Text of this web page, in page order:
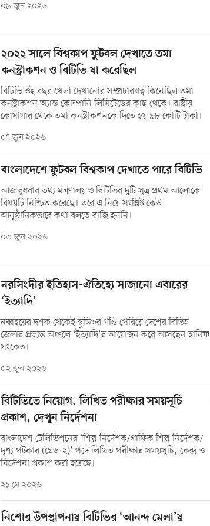
০৯ জুন ২০২৬
২০২২ সালে বিশ্বকাপ ফুটবল দেখাতে তমা
কনস্ট্রাকশন ও বিটিভি যা করেছিল
বিটিভি ওই বছর খেলা দেখানোর সম্প্রচারস্বত্ব কিনেছিল তমা
কনস্ট্রাকশন অ্যান্ড কোম্পানি লিমিটেডের কাছ থেকে। রাষ্ট্রীয়
কোষাগার থেকে তমা কনস্ট্রাকশনকে দিতে হয় ৯৮ কোটি টাকা।
০৭ জুন ২০২৬
বাংলাদেশে ফুটবল বিশ্বকাপ দেখাতে পারে বিটিভি
আজ বুধবার তথ্য মন্ত্রণালয় ও বিটিভির দুটি সূত্র প্রথম আলোকে
বিষয়টি নিশ্চিত করেছে। তবে এ নিয়ে সংশ্লিষ্ট কেউ
আনুষ্ঠানিকভাবে কথা বলতে রাজি হননি।
০৩ জুন ২০২৬
নরসিংদীর ইতিহাস-ঐতিহ্যে সাজানো এবারের
‘ইত্যাদি’
নব্বইয়ের দশক থেকেই স্টুডিওর গণ্ডি পেরিয়ে দেশের বিভিন্ন
জেলার প্রত্যন্ত অঞ্চলে ‘ইত্যাদি’র আয়োজন করে আসছেন হানিফ
সংকেত।
০২ জুন ২০২৬
বিটিভিতে নিয়োগ, লিখিত পরীক্ষার সময়সূচি
প্রকাশ, দেখুন নির্দেশনা
বাংলাদেশ টেলিভিশনের ‘শিল্প নির্দেশক/গ্রাফিক শিল্প নির্দেশক/
দৃশ্য পটকার (গ্রেড-২)’ পদে লিখিত পরীক্ষার সময়সূচি, কেন্দ্র ও
নির্দেশনা প্রকাশ করা হয়েছে।
২১ মে ২০২৬
নিশোর উপস্থাপনায় বিটিভির ‘আনন্দ মেলা’য়